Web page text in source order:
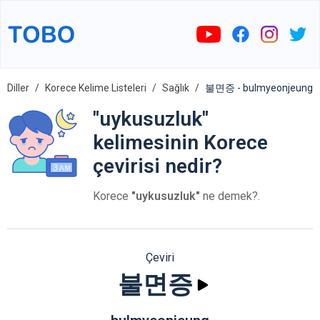
Diller Korece Kelime Listeleri Sağlık 불면증 - bulmyeonjeung
"uykusuzluk"
kelimesinin Korece
çevirisi nedir?
Korece "uykusuzluk" ne demek?.
Çeviri
불면증